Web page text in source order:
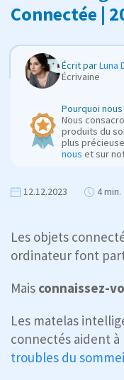
Connectée |
Écrit parLuna
Écrivaine
Pourquoi
Nous
produits du
plus
nous et sur
12.12.2023 4 min.
Les objets
ordinateur font
Mais connaissez-
Les matelas
connectés aident
troubles du